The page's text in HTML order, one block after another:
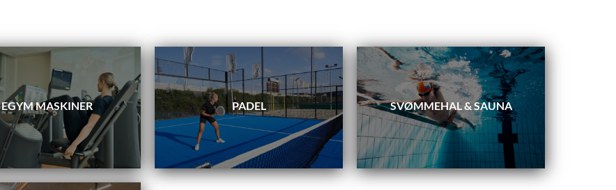
EGYM MASKINER PADEL SVØMMEHAL & SAUNA